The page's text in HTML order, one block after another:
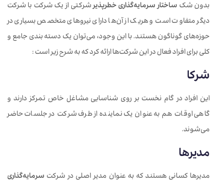
بدون شک ساختار سرمایه‌گذاری خطرپذیرشرکتی از یک شرکت با شرکت
دیگر متفاوت است و هریک از آن‌ها دارای نیروهای متخصص بسیاری در
حوزه‌های گوناگون هستند. با این وجود، می‌توان یک دسته بندی جامع و
کلی برای افراد فعال در این شرکت‌ها ارائه کرد که به شرح زیر است :
شرکا
این افراد در گام نخست بر روی شناسایی مشاغل خاص تمرکز دارند و
گاهی اوقات هم به عنوان یک نماینده از طرف شرکت در جلسات حاضر
می‌شوند.
مدیرها
مدیرها کسانی هستند که به عنوان مدیر اصلی در شرکت سرمایه‌گذاری